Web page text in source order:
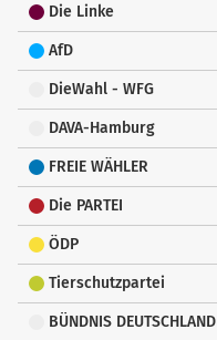
Die Linke
AfD
DieWahl - WFG
DAVA-Hamburg
FREIE WÄHLER
Die PARTEI
ÖDP
Tierschutzpartei
BÜNDNIS DEUTSCHLAND